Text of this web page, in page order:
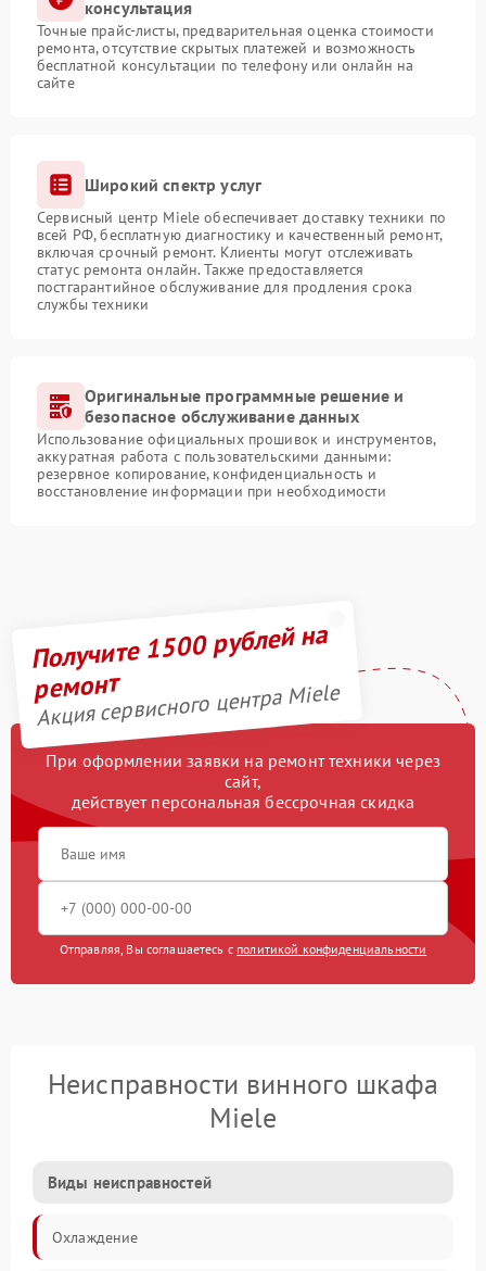
консультация
Точные прайс-листы, предварительная оценка стоимости
ремонта, отсутствие скрытых платежей и возможность
бесплатной консультации по телефону или онлайн на
сайте
Широкий спектр услуг
Сервисный центр Miele обеспечивает доставку техники по
всей РФ, бесплатную диагностику и качественный ремонт,
включая срочный ремонт. Клиенты могут отслеживать
статус ремонта онлайн. Также предоставляется
постгарантийное обслуживание для продления срока
службы техники
Оригинальные программные решение и
безопасное обслуживание данных
Использование официальных прошивок и инструментов,
аккуратная работа с пользовательскими данными:
резервное копирование, конфиденциальность и
восстановление информации при необходимости
Получите 1500 рублей на
ремонт
Акция сервисного центра Miele
При оформлении заявки на ремонт техники через
сайт,
действует персональная бессрочная скидка
Отправляя, Вы соглашаетесь с политикой конфиденциальности
Неисправности винного шкафа
Miele
Виды неисправностей
Охлаждение